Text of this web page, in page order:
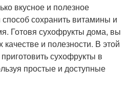
вкусное и полезное
сохранить витамины и
Готовя сухофрукты дома, вы
и полезности. В этой
сухофрукты в
простые и доступные